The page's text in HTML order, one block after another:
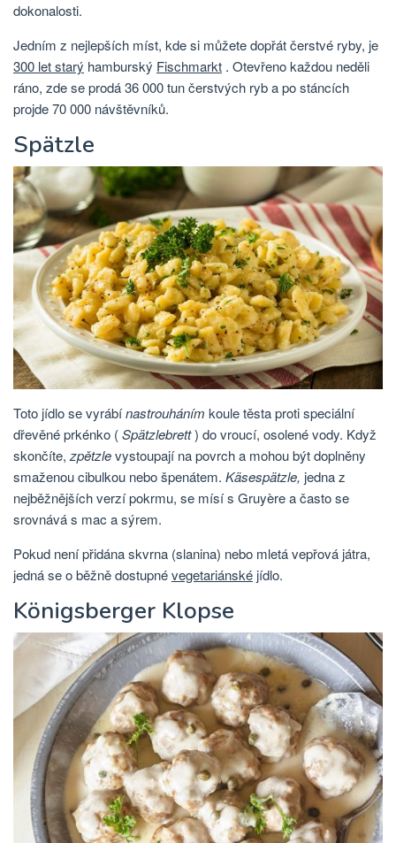
dokonalosti.
Jedním z nejlepších míst, kde si můžete dopřát čerstvé ryby, je
300 let starý hamburský Fischmarkt . Otevřeno každou neděli
ráno, zde se prodá 36 000 tun čerstvých ryb a po stáncích
projde 70 000 návštěvníků.
Spätzle
Toto jídlo se vyrábínastrouháním koule těsta proti speciální
dřevěné prkénko (Spätzlebrett) do vroucí, osolené vody. Když
skončíte,zpětzlevystoupají na povrch a mohou být doplněny
smaženou cibulkou nebo špenátem. Käsespätzle, jedna z
nejběžnějších verzí pokrmu, se mísí s Gruyère a často se
srovnává s mac a sýrem.
Pokud není přidána skvrna (slanina) nebo mletá vepřová játra,
jedná se o běžně dostupnévegetariánské jídlo.
Königsberger Klopse